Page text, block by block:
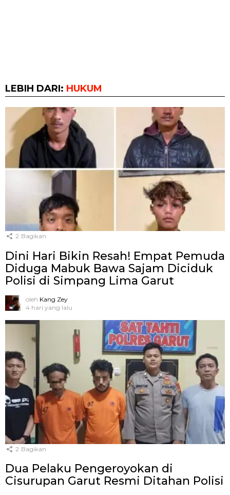
LEBIH DARI: HUKUM
2 Bagikan
Dini Hari Bikin Resah! Empat Pemuda
Diduga Mabuk Bawa Sajam Diciduk
Polisi di Simpang Lima Garut
oleh Kang Zey
4 hari yang lalu
2 Bagikan
Dua Pelaku Pengeroyokan di
Cisurupan Garut Resmi Ditahan Polisi